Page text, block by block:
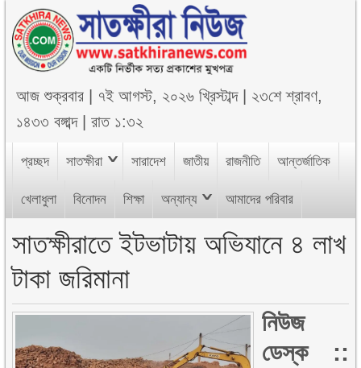
আজশুক্রবার ৭ই আগস্ট, ২০২৬ খ্রিস্টাব্দ| ২৩শে শ্রাবণ,
১৪৩৩ বঙ্গাব্দ|রাত ১:৩২
প্রচ্ছদ সাতক্ষীরা সারাদেশ জাতীয় রাজনীতি আন্তর্জাতিক
খেলাধুলা বিনোদন শিক্ষা অন্যান্য আমাদের পরিবার
সাতক্ষীরাতে ইটভাটায় অভিযানে ৪ লাখ
টাকা জরিমানা
নিউজ
ডেস্ক ::